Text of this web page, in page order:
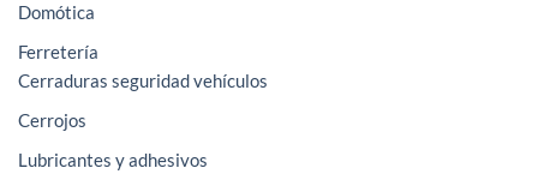
Domótica
Ferretería
Cerraduras seguridad vehículos
Cerrojos
Lubricantes y adhesivos